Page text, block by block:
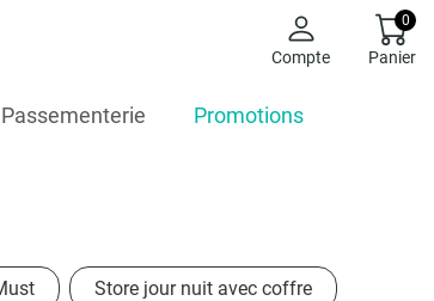
Compte
0
Panier
Passementerie Promotions
Store jour nuit avec coffre